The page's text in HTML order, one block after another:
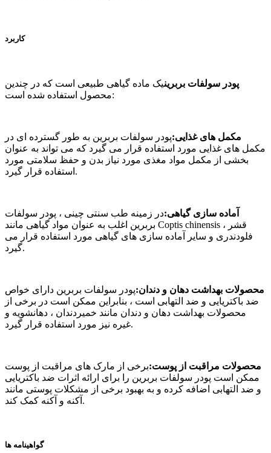
کاربرد
پودر سولفات بربرینیک ماده گیاهی طبیعی است که در چندین
محصول استفاده شده است:
مکمل های غذایی:پودر سولفات بربرین به طور گسترده ای در
مکمل های غذایی مورد استفاده قرار می گیرد که می تواند به عنوان
بخشی از مکمل مواد مغذی مورد نیاز بدن و حفظ سلامتی مورد
استفاده قرار گیرد.
آماده سازی گیاهی:در زمینه طب سنتی چینی ، پودر سولفات
بربرین اغلب به عنوان مواد گیاهی مانند Coptis chinensis ، قشر
فلودندری و سایر آماده سازی های گیاهی مورد استفاده قرار می
گیرد.
محصولات بهداشت دهان و دندان:پودر سولفات بربرین دارای خواص
ضد باکتریایی و ضد التهابی است ، بنابراین ممکن است در برخی از
محصولات بهداشت دهان و دندان مانند خمیردندان ، دهانشویه و
غیره نیز مورد استفاده قرار گیرد.
محصولات مراقبت از پوست:برخی از مارک های مراقبت از پوست
ممکن است پودر سولفات بربرین را برای ارائه اثرات ضد باکتریایی
و ضد التهابی اضافه کرده و به بهبود برخی از مشکلات پوستی مانند
آکنه و آکنه کمک کند.
گواهینامه ها